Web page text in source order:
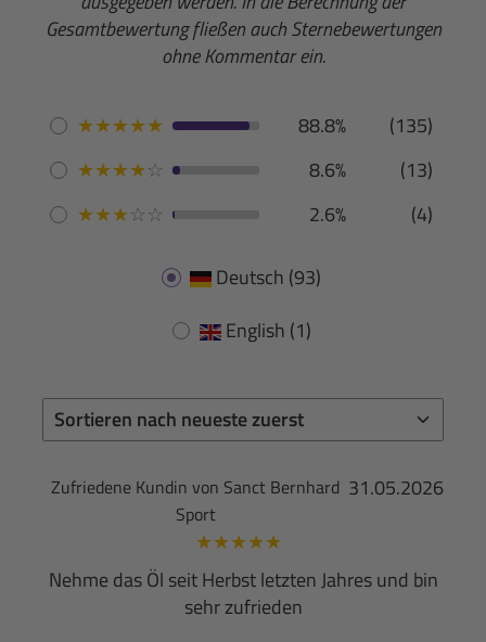
Gesamtbewertung fließen auch Sternebewertungen
ohne Kommentar ein.
★★★★★ 88.8%
(135)
★★★★☆ 8.6%
(13)
★★★☆☆ 2.6% (4)
Deutsch (93)
English (1)
31.05.2026
Zufriedene Kundin von Sanct Bernhard
Sport
★★★★★
Nehme das Öl seit Herbst letzten Jahres und bin
sehr zufrieden